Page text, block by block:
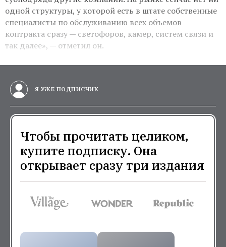
одной структуры, у которой есть в штате собственные
специалисты по обслуживанию всех объемов
контракта сразу — светофоров, камер, систем связи и
так далее», — отметил он.
Я УЖЕ ПОДПИСЧИК
Чтобы прочитать целиком,
купите подписку. Она
открывает сразу три издания